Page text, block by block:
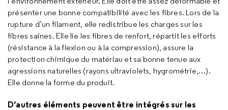
présenter une bonne compatibilité avec les fibres. Lors de la
rupture d’un filament, elle redistribue les charges sur les
fibres saines. Elle lie les fibres de renfort, répartit les efforts
(résistance à la flexion ou à la compression), assure la
protection chimique du matériau et sa bonne tenue aux
agressions naturelles (rayons ultraviolets, hygrométrie,…).
Elle donne la forme du produit.
D’autres éléments peuvent être intégrés sur les